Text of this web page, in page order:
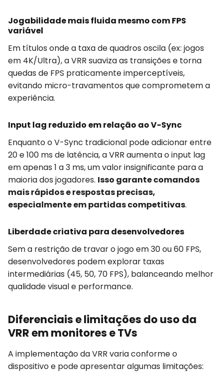
Jogabilidade mais fluida mesmo com FPS
variável
Em títulos onde a taxa de quadros oscila (ex: jogos
em 4K/Ultra), a VRR suaviza as transições e torna
quedas de FPS praticamente imperceptíveis,
evitando micro-travamentos que comprometem a
experiência.
Input lag reduzido em relação ao V-Sync
Enquanto o V-Sync tradicional pode adicionar entre
20 e 100 ms de latência, a VRR aumenta o input lag
em apenas 1 a 3 ms, um valor insignificante para a
maioria dos jogadores. Isso garante comandos
mais rápidos e respostas precisas,
especialmente em partidas competitivas.
Liberdade criativa para desenvolvedores
Sem a restrição de travar o jogo em 30 ou 60 FPS,
desenvolvedores podem explorar taxas
intermediárias (45, 50, 70 FPS), balanceando melhor
qualidade visual e performance.
Diferenciais e limitações do uso da
VRR em monitores e TVs
A implementação da VRR varia conforme o
dispositivo e pode apresentar algumas limitações: